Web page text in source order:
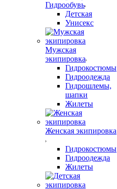
Гидрообувь
Детская
Унисекс
Мужская
экипировка
Гидрокостюмы
Гидроодежда
Гидрошлемы,
шапки
Жилеты
Женская экипировка
Гидрокостюмы
Гидроодежда
Жилеты